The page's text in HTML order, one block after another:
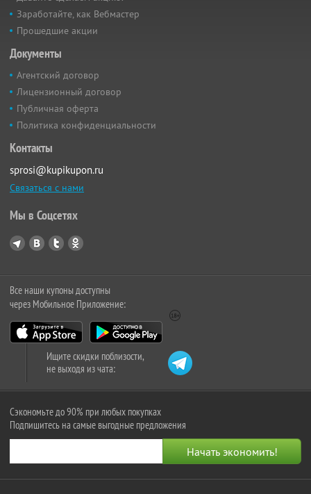
Заработайте, как Вебмастер
Прошедшие акции
Документы
Агентский договор
Лицензионный договор
Публичная оферта
Политика конфиденциальности
Контакты
sprosi@kupikupon.ru
Связаться с нами
Мы в Соцсетях
Все наши купоны доступны
через Мобильное Приложение:
Ищите скидки поблизости,
не выходя из чата:
Сэкономьте до 90% при любых покупках
Подпишитесь на самые выгодные предложения